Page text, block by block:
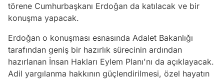
törene Cumhurbaşkanı Erdoğan da katılacak ve bir
konuşma yapacak.
Erdoğan o konuşması esnasında Adalet Bakanlığı
tarafından geniş bir hazırlık sürecinin ardından
hazırlanan İnsan Hakları Eylem Planı'nı da açıklayacak.
Adil yargılanma hakkının güçlendirilmesi, özel hayatın